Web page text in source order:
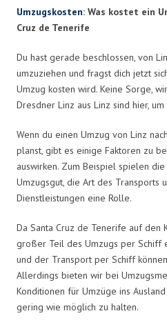
Umzugskosten: Was kostet ein
Cruz de Tenerife
Du hast gerade beschlossen, von
umzuziehen und fragst dich jetzt
Umzug kosten wird. Keine Sorge,
Dresdner Linz aus Linz sind hier,
Wenn du einen Umzug von Linz
planst, gibt es einige Faktoren zu
auswirken. Zum Beispiel spielen
Umzugsgut, die Art des Transports
Dienstleistungen eine Rolle.
Da Santa Cruz de Tenerife auf den
großer Teil des Umzugs per Schiff
und der Transport per Schiff
Allerdings bieten wir bei
Konditionen für Umzüge ins
gering wie möglich zu halten.